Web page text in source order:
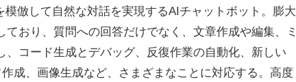
模倣して自然な対話を実現するAIチャットボット。膨大
おり、質問への回答だけでなく、文章作成や編集、ミ
、コード生成とデバッグ、反復作業の自動化、新しい
成、画像生成など、さまざまなことに対応する。高度